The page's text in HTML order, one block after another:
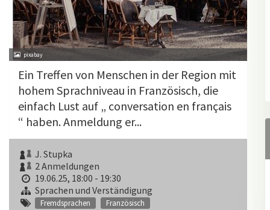
pixabay
Ein Treffen von Menschen in der Region mit
hohem Sprachniveau in Französisch, die
einfach Lust auf „ conversation en français
“ haben. Anmeldung er...
J. Stupka
2 Anmeldungen
19.06.25, 18:00 - 19:30
Sprachen und Verständigung
Fremdsprachen Französisch